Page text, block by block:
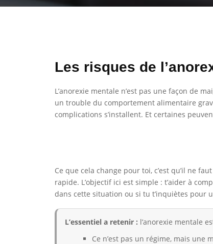
Les risques de
L’anorexie mentale n’est pas une façon de
un trouble du comportement alimentaire
complications s’installent. Et certaines
Ce que cela change pour toi, c’est qu’il ne
rapide. L’objectif ici est simple : t’aider à
dans cette situation ou si tu t’inquiètes pour
L’essentiel a retenir : l’anorexie mentale
Ce n’est pas un régime, mais une